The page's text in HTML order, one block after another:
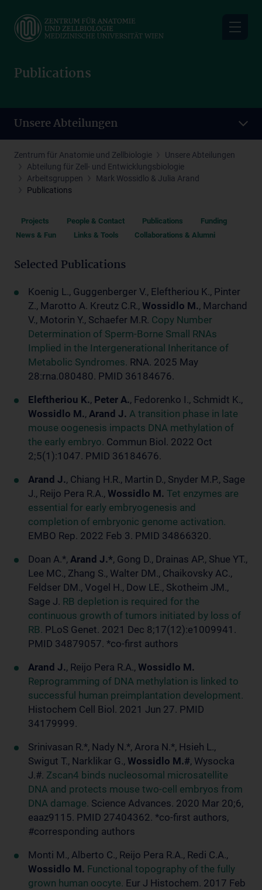
main
Publications
Unsere Abteilungen
Zentrum für Anatomie und Zellbiologie
Unsere Abteilungen
Abteilung für Zell- und Entwicklungsbiologie
Arbeitsgruppen
Mark Wossidlo & Julia Arand
Publications
Projects People & Contact Publications
Funding
News & Fun
Links & Tools Collaborations & Alumni
Selected Publications
Koenig L., Guggenberger V., Eleftheriou K., Pinter
Z., Marotto A. Kreutz C.R., Wossidlo M., Marchand
V., Motorin Y., Schaefer M.R. Copy Number
Determination of Sperm-Borne Small RNAs
Implied in the Intergenerational Inheritance of
Metabolic Syndromes. RNA. 2025 May
28:rna.080480. PMID 36184676.
Eleftheriou K., Peter A., Fedorenko I., Schmidt K.,
Wossidlo M., Arand J. A transition phase in late
mouse oogenesis impacts DNA methylation of
the early embryo. Commun Biol. 2022 Oct
2;5(1):1047. PMID 36184676.
Arand J., Chiang H.R., Martin D., Snyder M.P., Sage
J., Reijo Pera R.A., Wossidlo M. Tet enzymes are
essential for early embryogenesis and
completion of embryonic genome activation.
EMBO Rep. 2022 Feb 3. PMID 34866320.
Doan A.*, Arand J.*, Gong D., Drainas AP., Shue YT.,
Lee MC., Zhang S., Walter DM., Chaikovsky AC.,
Feldser DM., Vogel H., Dow LE., Skotheim JM.,
Sage J. RB depletion is required for the
continuous growth of tumors initiated by loss of
RB. PLoS Genet. 2021 Dec 8;17(12):e1009941.
PMID 34879057. *co-first authors
Arand J., Reijo Pera R.A., Wossidlo M.
Reprogramming of DNA methylation is linked to
successful human preimplantation development.
Histochem Cell Biol. 2021 Jun 27. PMID
34179999.
Srinivasan R.*, Nady N.*, Arora N.*, Hsieh L.,
Swigut T., Narklikar G., Wossidlo M.#, Wysocka
J.#. Zscan4 binds nucleosomal microsatellite
DNA and protects mouse two-cell embryos from
DNA damage. Science Advances. 2020 Mar 20;6,
eaaz9115. PMID 27404362. *co-first authors,
#corresponding authors
Monti M., Alberto C., Reijo Pera R.A., Redi C.A.,
Wossidlo M. Functional topography of the fully
grown human oocyte. Eur J Histochem. 2017 Feb